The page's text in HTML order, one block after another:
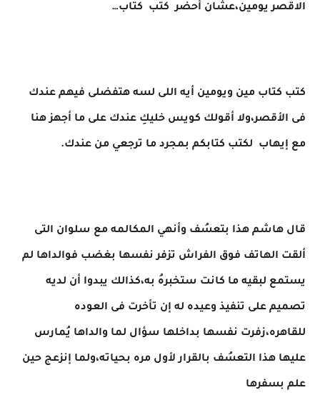
الاقصر يومين،عشان أحضر كتب كتاب…
كتب كتاب مين ويومين أيه اللى لسه هتفضلى فيهم عندك
فى الأقصر،ولا أقولك كويس خليكِ عندك على ما أجهز هنا
مع إيهاب لكتب كتابكم بمجرد ما ترجعي من عندك.
قال هاشم هذا بتعسُف وأنهي المكالمه مع سلوان التى
ألقت الهاتف فوق الفراش تزفر نفسها بغضب فوالداها لم
يستمع لبقيه ما كانت ستخبرهُ به،كذالك يبدوا أن لديه
تصميم على تنفيذ وعيده له إن تأخرت فى العوده
للقاهره،زفرت نفسها بداخلها سؤال لما والداها يُمارس
عليها هذا التعسُف بالقرار لأول مره بحياته،ولما إنزعج حين
علم بسفرها